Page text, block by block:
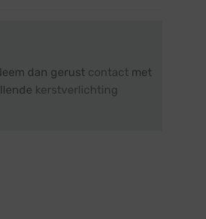
dan gerust contact met
kerstverlichting